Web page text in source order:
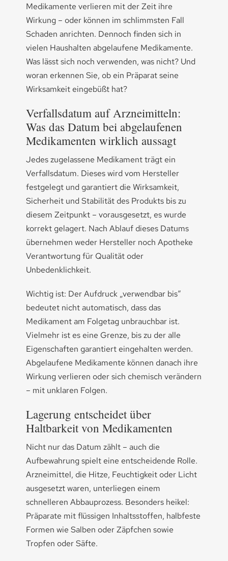
Medikamente verlieren mit der Zeit ihre
Wirkung – oder können im schlimmsten Fall
Schaden anrichten. Dennoch finden sich in
vielen Haushalten abgelaufene Medikamente.
Was lässt sich noch verwenden, was nicht? Und
woran erkennen Sie, ob ein Präparat seine
Wirksamkeit eingebüßt hat?
Verfallsdatum auf Arzneimitteln:
Was das Datum bei abgelaufenen
Medikamenten wirklich aussagt
Jedes zugelassene Medikament trägt ein
Verfallsdatum. Dieses wird vom Hersteller
festgelegt und garantiert die Wirksamkeit,
Sicherheit und Stabilität des Produkts bis zu
diesem Zeitpunkt – vorausgesetzt, es wurde
korrekt gelagert. Nach Ablauf dieses Datums
übernehmen weder Hersteller noch Apotheke
Verantwortung für Qualität oder
Unbedenklichkeit.
Wichtig ist: Der Aufdruck „verwendbar bis“
bedeutet nicht automatisch, dass das
Medikament am Folgetag unbrauchbar ist.
Vielmehr ist es eine Grenze, bis zu der alle
Eigenschaften garantiert eingehalten werden.
Abgelaufene Medikamente können danach ihre
Wirkung verlieren oder sich chemisch verändern
– mit unklaren Folgen.
Lagerung entscheidet über
Haltbarkeit von Medikamenten
Nicht nur das Datum zählt – auch die
Aufbewahrung spielt eine entscheidende Rolle.
Arzneimittel, die Hitze, Feuchtigkeit oder Licht
ausgesetzt waren, unterliegen einem
schnelleren Abbauprozess. Besonders heikel:
Präparate mit flüssigen Inhaltsstoffen, halbfeste
Formen wie Salben oder Zäpfchen sowie
Tropfen oder Säfte.